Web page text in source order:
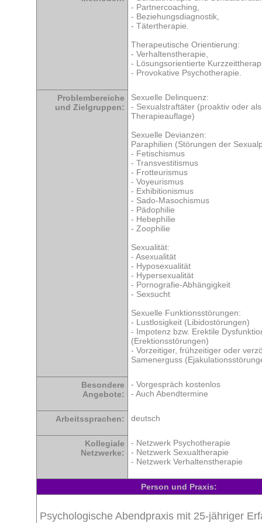
- Partnercoaching,
- Beziehungsdiagnostik,
- Tätertherapie.
Therapeutische Orientierung:
- Verhaltenstherapie,
- Lösungsorientierte
- Provokative Psychotherapie.
Problembereiche
und Zielgruppen:
Sexuelle Delinquenz:
- Sexualstraftäter (proaktiv oder
Therapieauflage)
Sexuelle Devianzen:
Paraphilien (Störungen der
- Fetischismus
- Transvestitismus
- Frotteurismus
- Voyeurismus
- Exhibitionismus
- Sado-Masochismus
- Pädophilie
- Hebephilie
- Zoophilie
Sexualität:
- Asexualität
- Hyposexualität
- Hypersexualität
- Pornografie-Abhängigkeit
- Sexsucht
Sexuelle Funktionsstörungen:
- Lustlosigkeit (Libidostörungen)
- Impotenz bzw. Erektile
(Erektionsstörungen)
- Vorzeitiger, frühzeitiger oder
Samenerguss
Besondere
Angebote:
- Vorgespräch kostenlos
- Auch Abendtermine
Arbeitssprachen: deutsch
Kollegiale
Netzwerke:
- Netzwerk Psychotherapie
- Netzwerk Sexualtherapie
- Netzwerk Verhaltenstherapie
Person und Praxis:
Psychologische Abendpraxis mit 25-jähriger